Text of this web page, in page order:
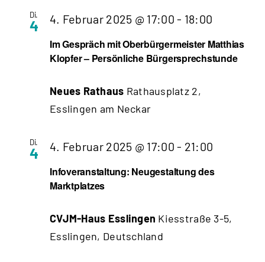
Di.
4
Im Gespräch mit Oberbürgermeister Matthias
Klopfer – Persönliche Bürgersprechstunde
4. Februar 2025 @ 17:00 - 18:00
Neues Rathaus Rathausplatz 2,
Esslingen am Neckar
Di.
4
Infoveranstaltung: Neugestaltung des
Marktplatzes
4. Februar 2025 @ 17:00 - 21:00
CVJM-Haus Esslingen Kiesstraße 3-5,
Esslingen, Deutschland